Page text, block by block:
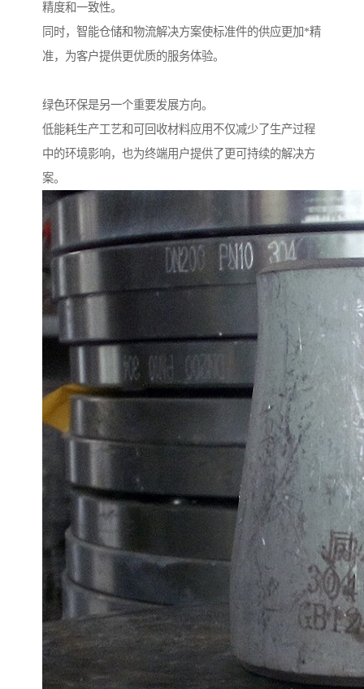
精度和一致性。
同时，智能仓储和物流解决方案使标准件的供应更加*精
准，为客户提供更优质的服务体验。
绿色环保是另一个重要发展方向。
低能耗生产工艺和可回收材料应用不仅减少了生产过程
中的环境影响，也为终端用户提供了更可持续的解决方
案。